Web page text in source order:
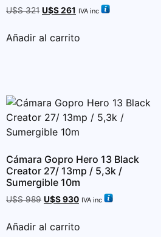
U$S321 U$S261 IVA inc
Añadir al carrito
Cámara Gopro Hero 13 Black
Creator 27/ 13mp / 5,3k /
Sumergible 10m
U$S989 U$S930 IVA inc
Añadir al carrito